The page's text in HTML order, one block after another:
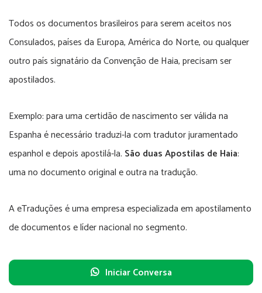
Todos os documentos brasileiros para serem aceitos nos
Consulados, países da Europa, América do Norte, ou qualquer
outro país signatário da Convenção de Haia, precisam ser
apostilados.
Exemplo: para uma certidão de nascimento ser válida na
Espanha é necessário traduzi-la com tradutor juramentado
espanhol e depois apostilá-la. São duas Apostilas de Haia:
uma no documento original e outra na tradução.
A eTraduções é uma empresa especializada em apostilamento
de documentos e líder nacional no segmento.
Iniciar Conversa